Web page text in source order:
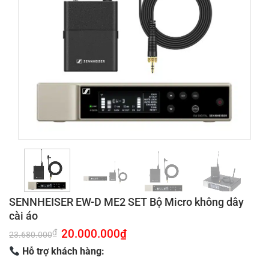
SENNHEISER EW-D ME2 SET Bộ Micro không dây
cài áo
23.680.000₫ Giá
gốc
là:
23.680.000₫.
20.000.000₫Giá
Hỗ trợ khách hàng: